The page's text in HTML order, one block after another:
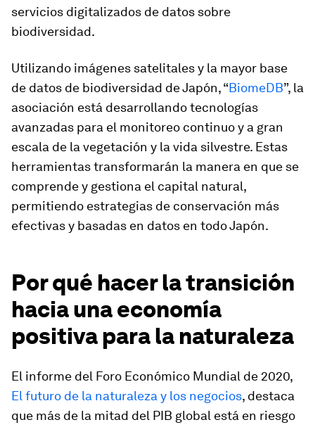
servicios digitalizados de datos sobre
biodiversidad.
Utilizando imágenes satelitales y la mayor base
de datos de biodiversidad de Japón, “BiomeDB”, la
asociación está desarrollando tecnologías
avanzadas para el monitoreo continuo y a gran
escala de la vegetación y la vida silvestre. Estas
herramientas transformarán la manera en que se
comprende y gestiona el capital natural,
permitiendo estrategias de conservación más
efectivas y basadas en datos en todo Japón.
Por qué hacer la transición
hacia una economía
positiva para la naturaleza
El informe del Foro Económico Mundial de 2020,
El futuro de la naturaleza y los negocios, destaca
que más de la mitad del PIB global está en riesgo